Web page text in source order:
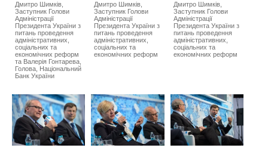
Дмитро Шимків,
Заступник Голови
Адміністрації
Президента України з
питань проведення
адміністративних,
соціальних та
економічних реформ
та Валерія Гонтарева,
Голова, Національний
Банк України
Дмитро Шимків,
Заступник Голови
Адміністрації
Президента України з
питань проведення
адміністративних,
соціальних та
економічних реформ
Дмитро Шимків,
Заступник Голови
Адміністрації
Президента України з
питань проведення
адміністративних,
соціальних та
економічних реформ